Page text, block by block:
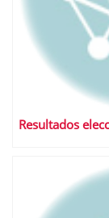
Resultados